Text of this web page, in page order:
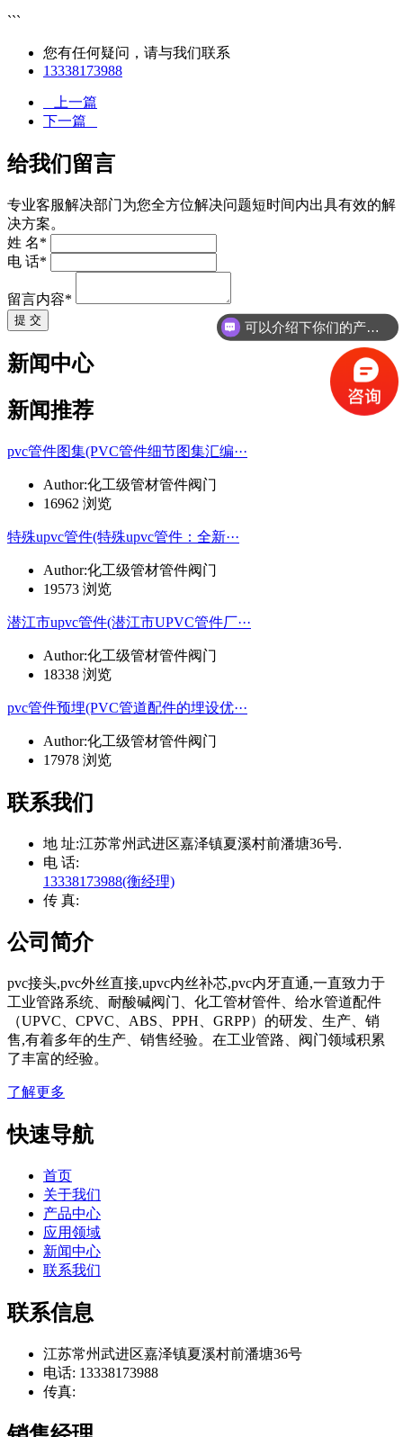
```
您有任何疑问，请与我们联系
13338173988
上一篇
下一篇
给我们留言
专业客服解决部门为您全方位解决问题短时间内出具有效的解
决方案。
姓 名*
电 话*
留言内容*
提 交
新闻中心
新闻推荐
pvc管件图集(PVC管件细节图集汇编···
Author:化工级管材管件阀门
16962 浏览
特殊upvc管件(特殊upvc管件：全新···
Author:化工级管材管件阀门
19573 浏览
潜江市upvc管件(潜江市UPVC管件厂···
Author:化工级管材管件阀门
18338 浏览
pvc管件预埋(PVC管道配件的埋设优···
Author:化工级管材管件阀门
17978 浏览
联系我们
地 址:江苏常州武进区嘉泽镇夏溪村前潘塘36号.
电 话:
13338173988(衡经理)
传 真:
公司简介
pvc接头,pvc外丝直接,upvc内丝补芯,pvc内牙直通,一直致力于
工业管路系统、耐酸碱阀门、化工管材管件、给水管道配件
（UPVC、CPVC、ABS、PPH、GRPP）的研发、生产、销
售,有着多年的生产、销售经验。在工业管路、阀门领域积累
了丰富的经验。
了解更多
快速导航
首页
关于我们
产品中心
应用领域
新闻中心
联系我们
联系信息
江苏常州武进区嘉泽镇夏溪村前潘塘36号
电话: 13338173988
传真:
可以介绍下你们的产品么